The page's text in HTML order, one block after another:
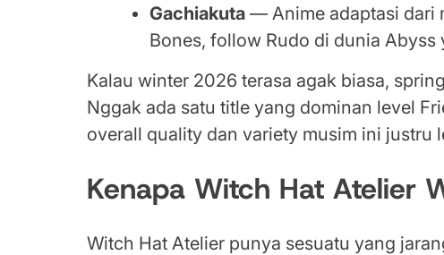
Gachiakuta — Anime adaptasi dari
Bones, follow Rudo di dunia Abyss
Kalau winter 2026 terasa agak biasa,
Nggak ada satu title yang dominan level
overall quality dan variety musim ini justru
Kenapa Witch Hat Atelier
Witch Hat Atelier punya sesuatu yang